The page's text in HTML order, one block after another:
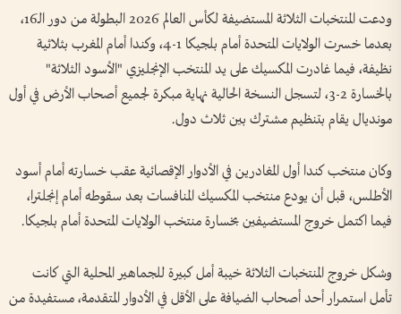
ودعت المنتخبات الثلاثة المستضيفة لكأس العالم 2026 البطولة من دور الـ16،
بعدما خسرت الولايات المتحدة أمام بلجيكا 1-4، وكندا أمام المغرب بثلاثية
نظيفة، فيما غادرت المكسيك على يد المنتخب الإنجليزي "الأسود الثلاثة"
بالخسارة 2-3، لتسجل النسخة الحالية نهاية مبكرة لجميع أصحاب الأرض في أول
مونديال يقام بتنظيم مشترك بين ثلاث دول.
وكان منتخب كندا أول المغادرين في الأدوار الإقصائية عقب خسارته أمام أسود
الأطلس، قبل أن يودع منتخب المكسيك المنافسات بعد سقوطه أمام إنجلترا،
فيما اكتمل خروج المستضيفين بخسارة منتخب الولايات المتحدة أمام بلجيكا.
وشكل خروج المنتخبات الثلاثة خيبة أمل كبيرة للجماهير المحلية التي كانت
تأمل استمرار أحد أصحاب الضيافة على الأقل في الأدوار المتقدمة، مستفيدة من